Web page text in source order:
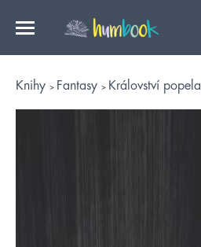
Knihy Fantasy Království popela